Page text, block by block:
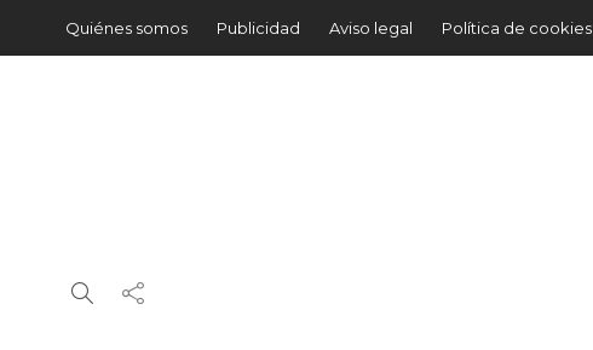
Quiénes somos Publicidad Aviso legal Política de cookies